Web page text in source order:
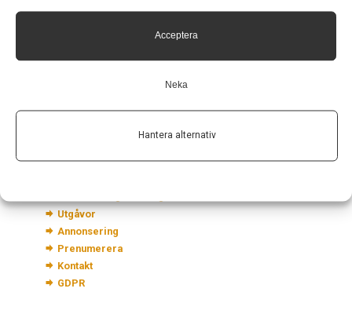
Acceptera
Neka
Hantera alternativ
Kontakt
c/o Forskaren Office Hub
Utgåvor
Annonsering
Prenumerera
Kontakt
GDPR